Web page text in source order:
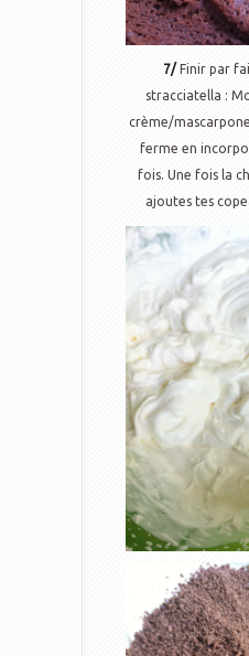
7/Finir par
stracciatella :
crème/
ferme en
fois. Une fois la
ajoutes tes